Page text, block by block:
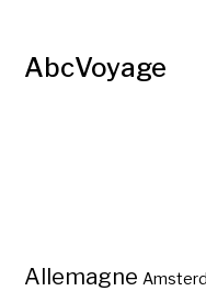
AbcVoyage
Allemagne